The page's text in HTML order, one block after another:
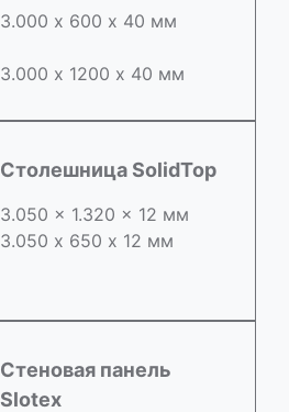
3.000 х 600 х 40 мм
3.000 х 1200 х 40 мм
Столешница SolidTop
3.050 x 1.320 x 12 мм
3.050 х 650 х 12 мм
Стеновая панель
Slotex